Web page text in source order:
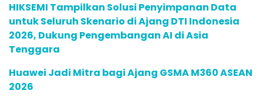
HIKSEMI Tampilkan Solusi Penyimpanan Data
untuk Seluruh Skenario di Ajang DTI Indonesia
2026, Dukung Pengembangan AI di Asia
Tenggara
Huawei Jadi Mitra bagi Ajang GSMA M360 ASEAN
2026